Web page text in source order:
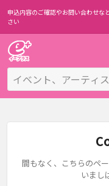
申込内容のご確認やお問い合わせな
さい
間もなく、こちらのペ
いまし